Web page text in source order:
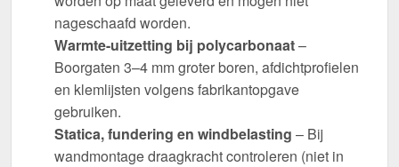
nageschaafd worden.
Warmte-uitzetting bij polycarbonaat–
Boorgaten 3–4 mm groter boren, afdichtprofielen
en klemlijsten volgens fabrikantopgave
gebruiken.
Statica, fundering en windbelasting – Bij
wandmontage draagkracht controleren (niet in